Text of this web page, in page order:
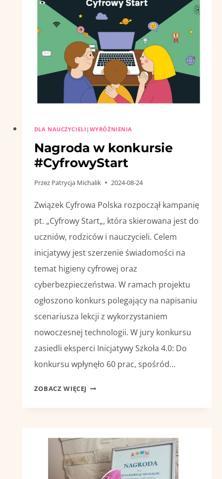
DLA NAUCZYCIELI | WYRÓŻNIENIA
Nagroda w konkursie
#CyfrowyStart
Przez Patrycja Michalik 2024-08-24
Związek Cyfrowa Polska rozpoczął kampanię
pt. „Cyfrowy Start„, która skierowana jest do
uczniów, rodziców i nauczycieli. Celem
inicjatywy jest szerzenie świadomości na
temat higieny cyfrowej oraz
cyberbezpieczeństwa. W ramach projektu
ogłoszono konkurs polegający na napisaniu
scenariusza lekcji z wykorzystaniem
nowoczesnej technologii. W jury konkursu
zasiedli eksperci Inicjatywy Szkoła 4.0: Do
konkursu wpłynęło 60 prac, spośród…
ZOBACZ WIĘCEJ NAGRODA
KONKURSIE